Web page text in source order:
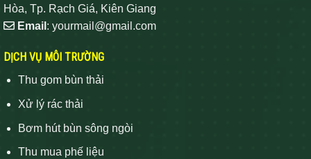
Hòa, Tp. Rạch Giá, Kiên Giang
Email : yourmail@gmail.com
DỊCH VỤ MÔI TRƯỜNG
Thu gom bùn thải
Xử lý rác thải
Bơm hút bùn sông ngòi
Thu mua phế liệu